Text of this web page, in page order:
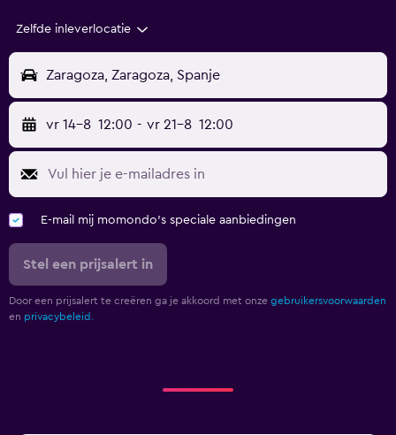
Zelfde inleverlocatie
Zaragoza, Zaragoza, Spanje
vr 14-8 12:00 - vr 21-8 12:00
E-mail mij momondo's speciale aanbiedingen
Stel een prijsalert in
Door een prijsalert te creëren ga je akkoord met onze gebruikersvoorwaarden
en privacybeleid.